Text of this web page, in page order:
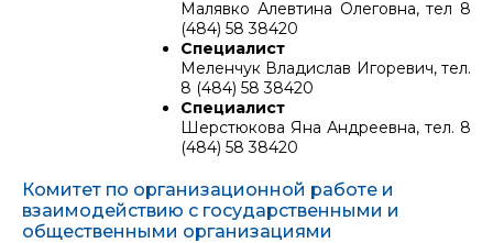
Малявко Алевтина Олеговна, тел 8
(484) 58 38420
Специалист
Меленчук Владислав Игоревич, тел.
8 (484) 58 38420
Специалист
Шерстюкова Яна Андреевна, тел. 8
(484) 58 38420
Комитет по организационной работе и
взаимодействию с государственными и
общественными организациями